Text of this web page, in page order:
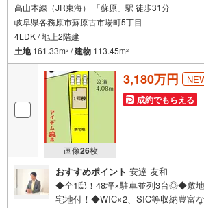
高山本線（JR東海） 「蘇原」駅 徒歩31分
岐阜県各務原市蘇原古市場町5丁目
4LDK / 地上2階建
土地161.33m2 /建物 113.45m2
画像26枚
3,180万円
成約でもらえる
おすすめポイント 安達 友和
◆全1邸！48坪×駐車並列3台◎◆敷
宅地付！◆WIC×2、SIC等収納豊富